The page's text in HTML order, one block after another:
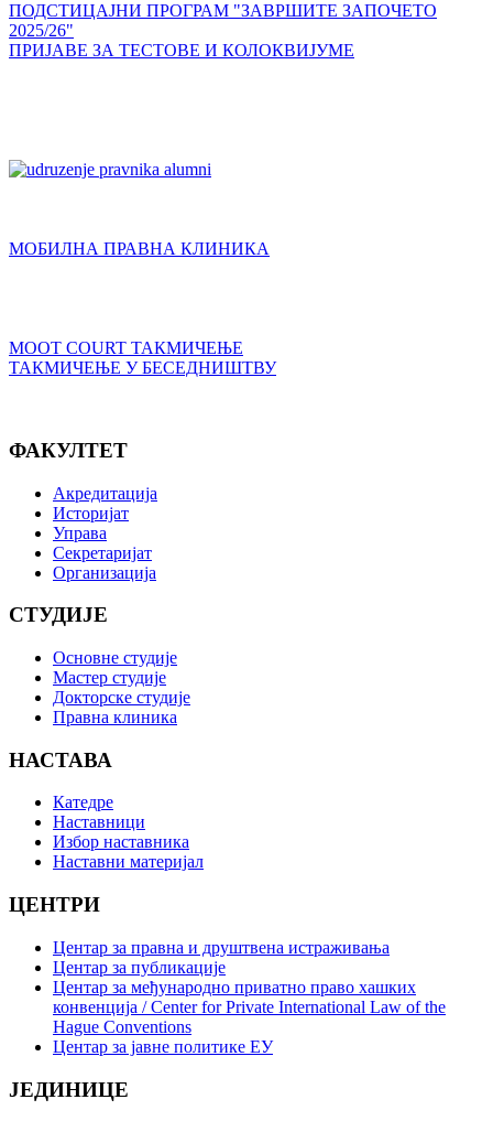
ПОДСТИЦАЈНИ ПРОГРАМ "ЗАВРШИТЕ ЗАПОЧЕТО
2025/26"
ПРИЈАВЕ ЗА ТЕСТОВЕ И КОЛОКВИЈУМЕ
МОБИЛНА ПРАВНА КЛИНИКА
MOOT COURT ТАКМИЧЕЊЕ
ТАКМИЧЕЊЕ У БЕСЕДНИШТВУ
ФАКУЛТЕТ
Акредитација
Историјат
Управа
Секретаријат
Организација
СТУДИЈЕ
Основне студије
Мастер студије
Докторске студије
Правна клиника
НАСТАВА
Катедре
Наставници
Избор наставника
Наставни материјал
ЦЕНТРИ
Центар за правна и друштвена истраживања
Центар за публикације
Центар за међународно приватно право хашких
конвенција / Center for Private International Law of the
Hague Conventions
Центар за јавне политике ЕУ
ЈЕДИНИЦЕ